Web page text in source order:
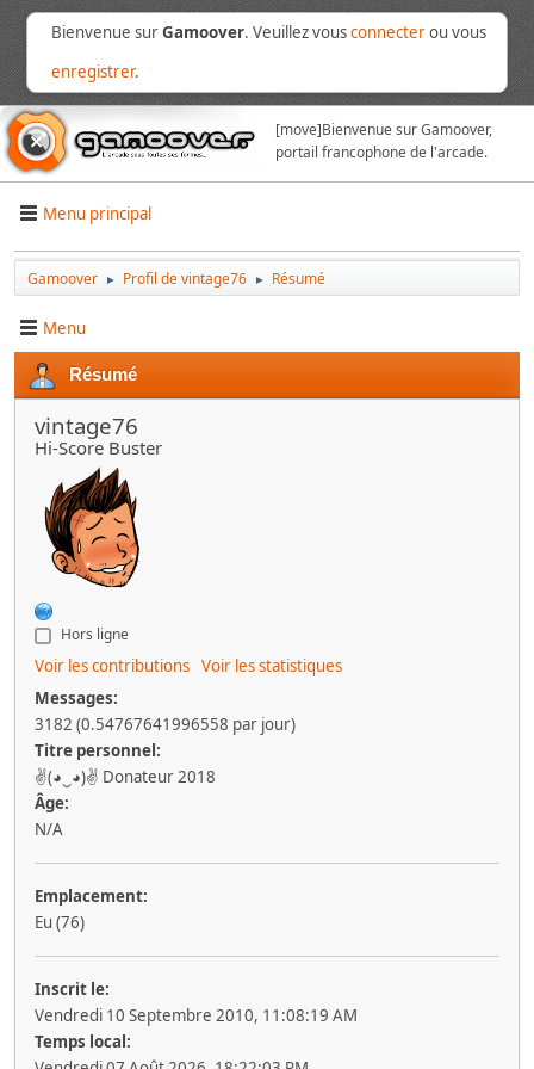
Bienvenue surGamoover. Veuillez vousconnecterou vous
enregistrer.
[move]Bienvenue sur Gamoover,
portail francophone de l'arcade.
Menu principal
Gamoover ► Profil de vintage76 ► Résumé
Menu
Résumé
vintage76
Hi-Score Buster
Hors ligne
Voir les contributions Voir les statistiques
Messages:
3182 (0.54767641996558 par jour)
Titre personnel:
✌(◕‿◕)✌ Donateur 2018
Âge:
N/A
Emplacement:
Eu (76)
Inscrit le:
Vendredi 10 Septembre 2010, 11:08:19 AM
Temps local: